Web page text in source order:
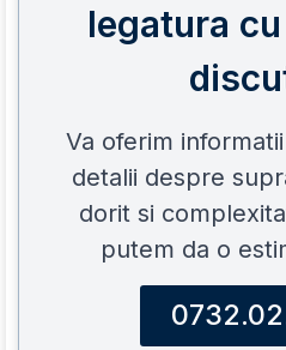
legatura
Va oferim
detalii despre
dorit si
putem da o